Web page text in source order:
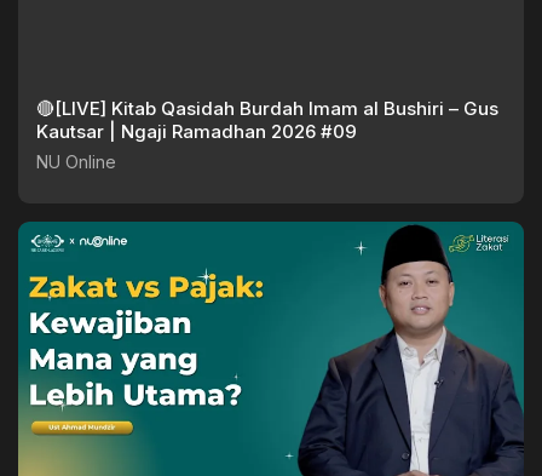
🔴[LIVE] Kitab Qasidah Burdah Imam al Bushiri – Gus
Kautsar | Ngaji Ramadhan 2026 #09
NU Online